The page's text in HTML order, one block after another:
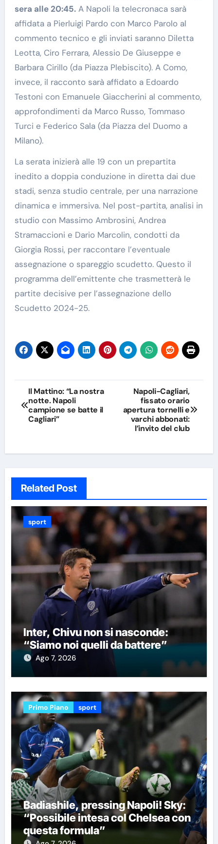
sera alle 20:45.A Napoli la telecronaca sarà
affidata a Pierluigi Pardo con Marco Parolo al
commento tecnico e gli inviati saranno Diletta
Leotta, Ciro Ferrara, Alessio De Giuseppe e
Barbara Cirillo (da Piazza Plebiscito). A Como,
invece, il racconto sarà affidato a Edoardo
Testoni con Emanuele Giaccherini al commento,
approfondimenti da Marco Russo, Tommaso
Turci e Federico Sala (da Piazza del Duomo a
Milano).
La serata inizierà alle 19 con un prepartita
inedito a doppia conduzione in diretta dai due
stadi, senza studio centrale, per una narrazione
dinamica e immersiva. Nel post-partita, analisi in
studio con Massimo Ambrosini, Andrea
Stramaccioni e Dario Marcolin, condotti da
Giorgia Rossi, per raccontare l’eventuale
assegnazione o spareggio scudetto. Questo il
programma dell’emittente che trasmetterà le
partite decisive per l’assegnazione dello
Scudetto 2024-25.
Navigazione
articoli
Il Mattino: “La nostra
notte. Napoli
campione se batte il
Cagliari”
Napoli-Cagliari,
fissato orario
apertura tornelli e
varchi abbonati:
l’invito del club
Related Post
sport
Inter, Chivu non si nasconde:
“Siamo noi quelli da battere”
Ago 7, 2026
Primo Piano sport
Badiashile, pressing Napoli! Sky:
“Possibile intesa col Chelsea con
questa formula”